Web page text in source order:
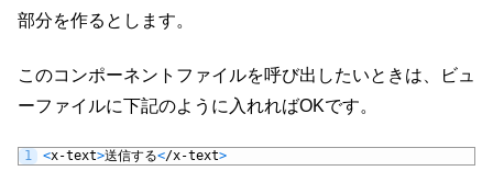
部分を作るとします。
このコンポーネントファイルを呼び出したいときは、ビュ
ーファイルに下記のように入れればOKです。
1 <x-text>送信する</x-text>